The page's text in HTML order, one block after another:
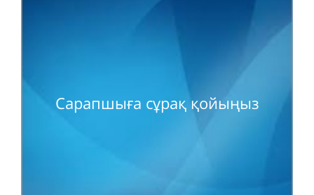
Сарапшыға сұрақ қойыңыз